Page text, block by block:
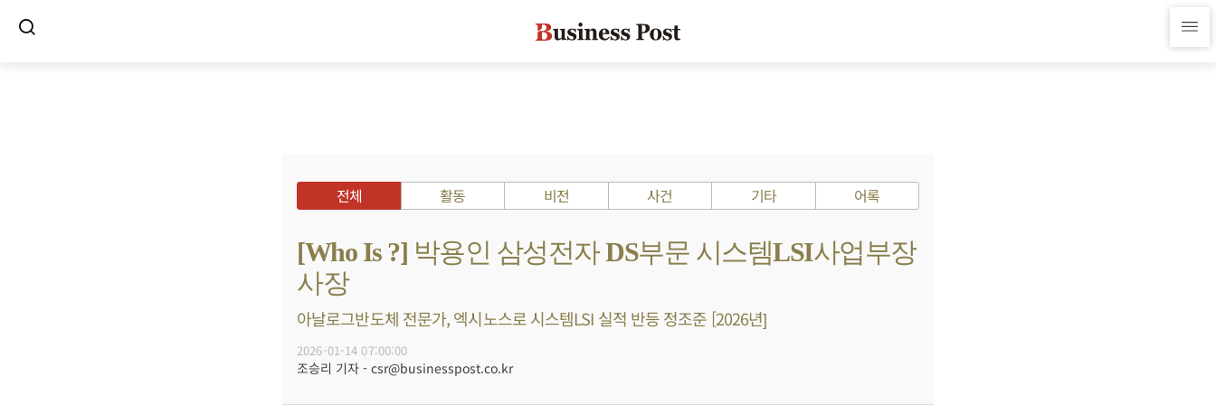
전체 활동 비전 사건 기타 어록
[Who Is ?] 박용인 삼성전자 DS부문 시스템LSI사업부장
사장
아날로그반도체 전문가, 엑시노스로 시스템LSI 실적 반등 정조준 [2026년]
2026-01-14 07:00:00
조승리 기자 - csr@businesspost.co.kr